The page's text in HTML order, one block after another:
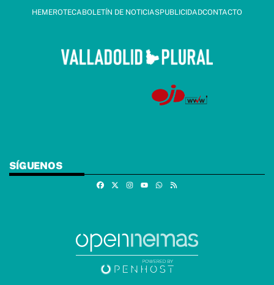
HEMEROTECABOLETÍN DE NOTICIASPUBLICIDADCONTACTO
SÍGUENOS
FacebookInstagramWhatsapp